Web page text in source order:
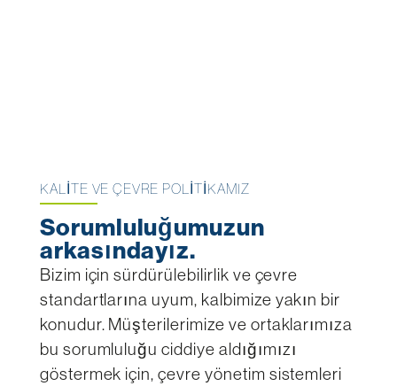
KALITE VE ÇEVRE POLITIKAMIZ
Sorumluluğumuzun
arkasındayız.
Bizim için sürdürülebilirlik ve çevre
standartlarına uyum, kalbimize yakın bir
konudur. Müşterilerimize ve ortaklarımıza
bu sorumluluğu ciddiye aldığımızı
göstermek için, çevre yönetim sistemleri